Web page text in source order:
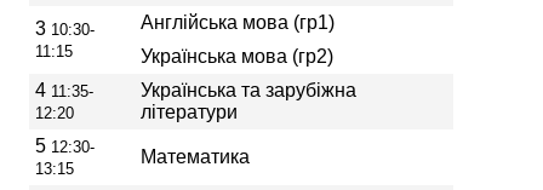
3 10:30-
11:15
Англійська мова (гр1)
Українська мова (гр2)
4 11:35-
12:20
Українська та зарубіжна
літератури
5 12:30-
13:15
Математика